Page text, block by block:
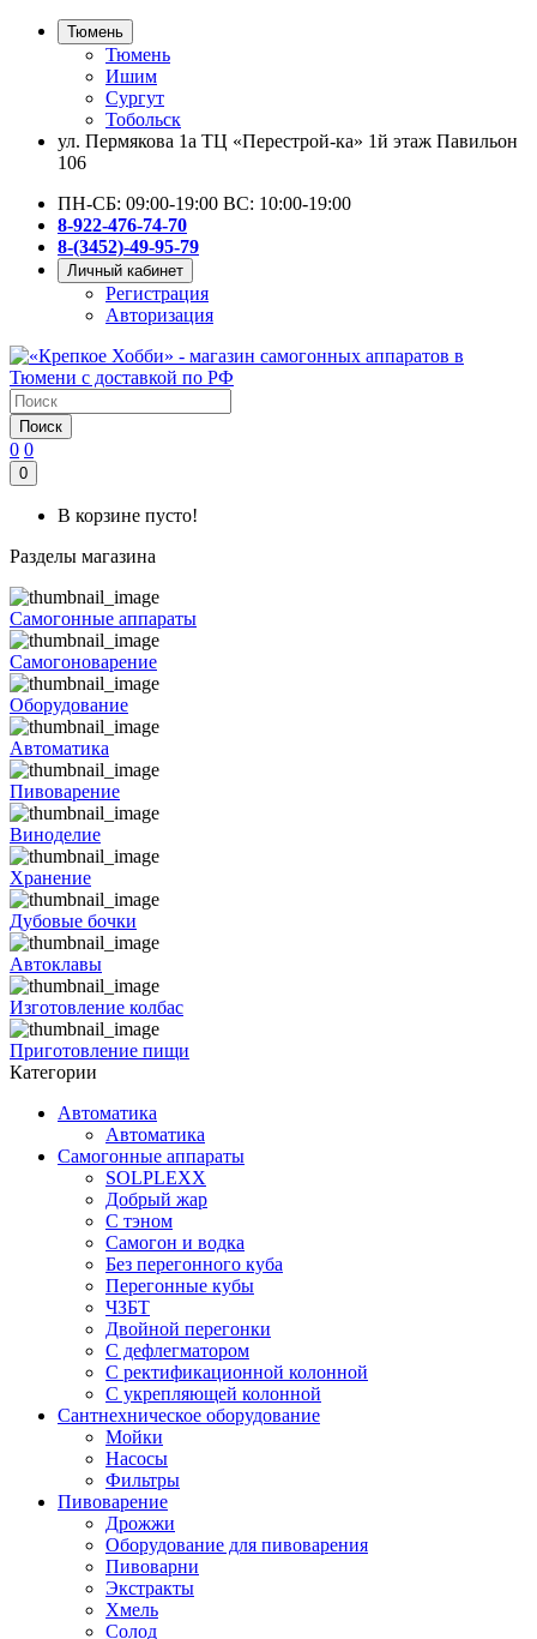
Тюмень
Тюмень
Ишим
Сургут
Тобольск
ул. Пермякова 1а ТЦ «Перестрой-ка» 1й этаж Павильон
106
ПН-СБ: 09:00-19:00 ВС: 10:00-19:00
8-922-476-74-70
8-(3452)-49-95-79
Личный кабинет
Регистрация
Авторизация
Поиск
0 0
0
В корзине пусто!
Разделы магазина
Самогонные аппараты
Самогоноварение
Оборудование
Автоматика
Пивоварение
Виноделие
Хранение
Дубовые бочки
Автоклавы
Изготовление колбас
Приготовление пищи
Категории
Автоматика
Автоматика
Самогонные аппараты
SOLPLEXX
Добрый жар
С тэном
Самогон и водка
Без перегонного куба
Перегонные кубы
ЧЗБТ
Двойной перегонки
С дефлегматором
С ректификационной колонной
С укрепляющей колонной
Сантнехническое оборудование
Мойки
Насосы
Фильтры
Пивоварение
Дрожжи
Оборудование для пивоварения
Пивоварни
Экстракты
Хмель
Солод